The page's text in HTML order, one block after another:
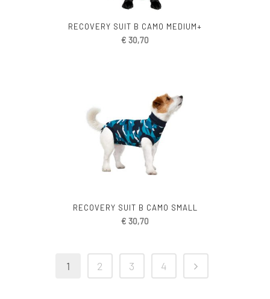
RECOVERY SUIT B CAMO MEDIUM+
€ 30,70
RECOVERY SUIT B CAMO SMALL
€ 30,70
1 2 3 4